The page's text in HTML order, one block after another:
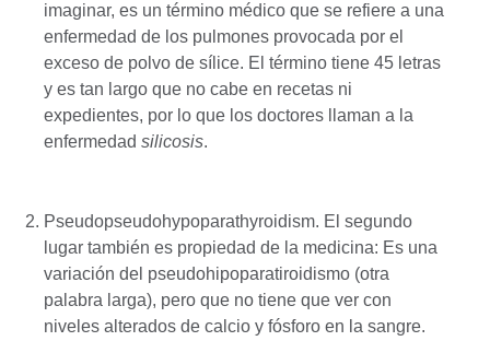
imaginar, es un término médico que se refiere a una
enfermedad de los pulmones provocada por el
exceso de polvo de sílice. El término tiene 45 letras
y es tan largo que no cabe en recetas ni
expedientes, por lo que los doctores llaman a la
enfermedad silicosis.
Pseudopseudohypoparathyroidism. El segundo
lugar también es propiedad de la medicina: Es una
variación del pseudohipoparatiroidismo (otra
palabra larga), pero que no tiene que ver con
niveles alterados de calcio y fósforo en la sangre.